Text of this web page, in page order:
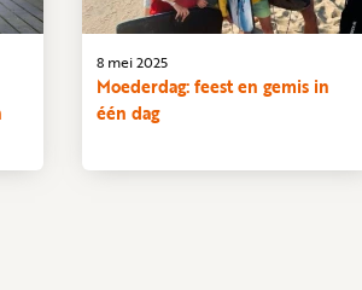
Moederdag: feest en gemis in
één dag
8 mei 2025